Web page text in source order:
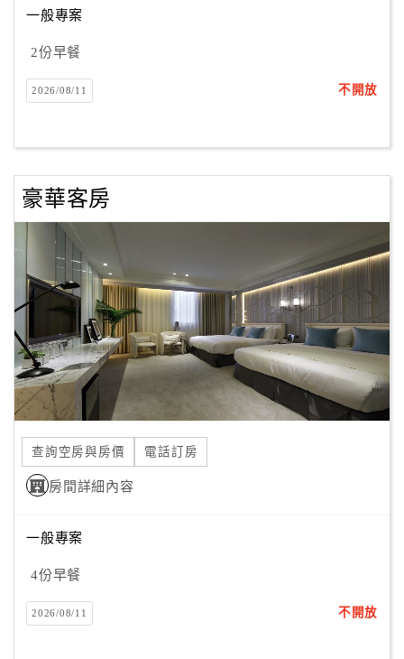
訂
房
Q&A
旅
卡
訂
款
收
據
合
作
提
案
店
作
一般專案
2份早餐
2026/08/11 不開放
豪華客房
查詢空房與房價 電話訂房
房間詳細內容
一般專案
4份早餐
2026/08/11 不開放